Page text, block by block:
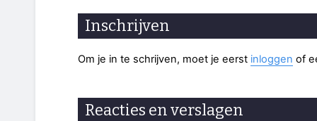
Inschrijven
Om je in te schrijven, moet je eerst inloggen of
Reacties en verslagen